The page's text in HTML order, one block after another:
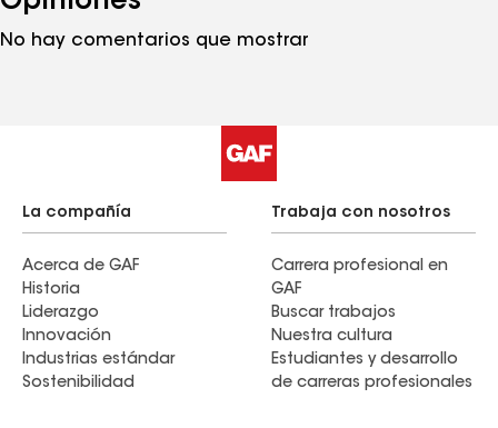
No hay comentarios que mostrar
La compañía
Acerca de GAF
Historia
Liderazgo
Innovación
Industrias estándar
Sostenibilidad
Trabaja con nosotros
Carrera profesional en
GAF
Buscar trabajos
Nuestra cultura
Estudiantes y desarrollo
de carreras profesionales